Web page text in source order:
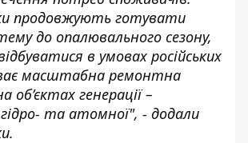
продовжують готувати
до опалювального сезону,
в умовах російських
масштабна ремонтна
об’єктах генерації –
та атомної", - додали